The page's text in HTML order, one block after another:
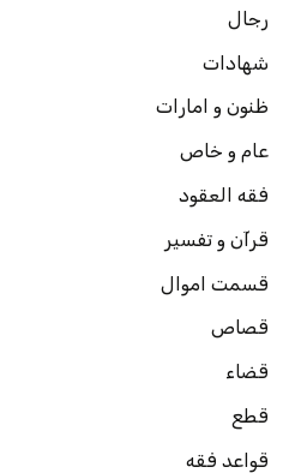
رجال
شهادات
ظنون و امارات
عام و خاص
فقه العقود
قرآن و تفسیر
قسمت اموال
قصاص
قضاء
قطع
قواعد فقه